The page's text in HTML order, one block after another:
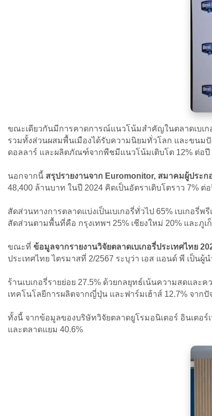
ขณะเดียวกันมีการคาดการณ์แนวโน้มสำคัญในตลาดเบเกอ
รวมทั้งส่วนผสมพื้นเมืองได้รับความนิยมทั่วโลก และขนม
ดอลลาร์ และผลิตภัณฑ์จากพืชมีแนวโน้มเติบโต 12% ต่อ
นอกจากนี้ สรุปรายงานจาก Euromonitor, สมาคมผู้ประก
48,400 ล้านบาท ในปี 2024 คิดเป็นอัตราเติบโตราว 7% ต่อ
สัดส่วนทางการตลาดแบ่งเป็นเบเกอรี่ทั่วไป 65% เบเกอรี่
สัดส่วนตามพื้นที่คือ กรุงเทพฯ 25% เชียงใหม่ 20% และภูเ
ขณะที่ ข้อมูลจากรายงานวิจัยตลาดเบเกอรี่ประเทศไทย
ประเทศไทย ไตรมาสที่ 2/2567 ระบุว่า เอส แอนด์ พี เป็น
ร้านเบเกอรี่รายย่อย 27.5% ด้วยกลยุทธ์เน้นความสดแล
เทคโนโลยีการผลิตจากญี่ปุ่น และฟาร์มเฮ้าส์ 12.7% จา
ทั้งนี้ จากข้อมูลของบริษัทวิจัยตลาดยูโรมอนิเตอร์ อินเตอร์
และตลาดแยม 40.6%